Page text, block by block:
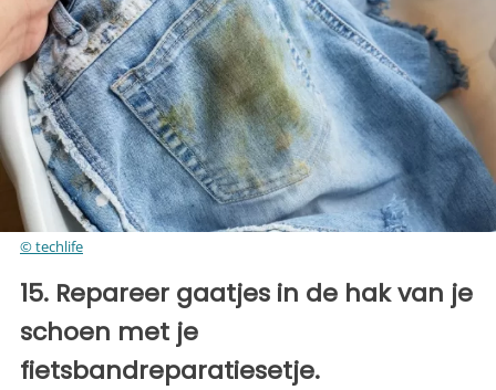
© techlife
15. Repareer gaatjes in de hak van je
schoen met je
fietsbandreparatiesetje.